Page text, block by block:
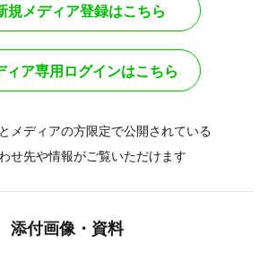
規メディア登録はこちら
ィア専用ログインはこちら
メディアの方限定で公開されている
せ先や情報がご覧いただけます
添付画像・資料